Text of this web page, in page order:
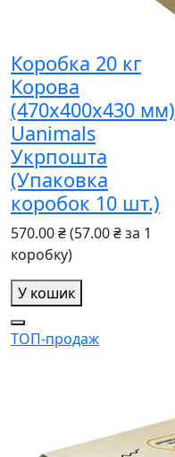
Коробка 20 кг
Корова
(470х400х430 мм)
Uanimals
Укрпошта
(Упаковка
коробок 10 шт.)
570.00 ₴(57.00 ₴ за 1
коробку)
У кошик
ТОП-продаж